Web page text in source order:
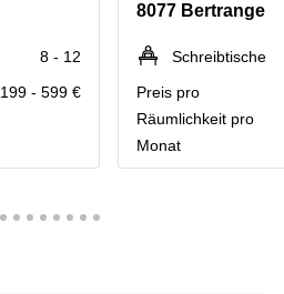
8 - 12
199 - 599 €
8077 Bertrange
Schreibtische
Preis pro
Räumlichkeit pro
Monat